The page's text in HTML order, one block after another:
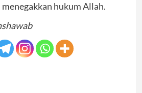
hukum Allah.